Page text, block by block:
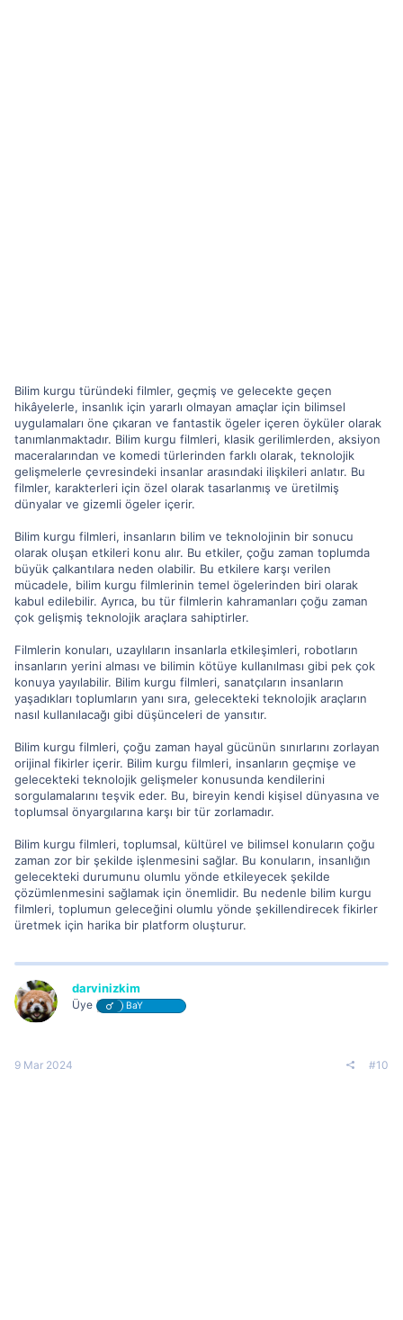
Bilim kurgu türündeki filmler, geçmiş ve gelecekte geçen
hikâyelerle, insanlık için yararlı olmayan amaçlar için bilimsel
uygulamaları öne çıkaran ve fantastik ögeler içeren öyküler olarak
tanımlanmaktadır. Bilim kurgu filmleri, klasik gerilimlerden, aksiyon
maceralarından ve komedi türlerinden farklı olarak, teknolojik
gelişmelerle çevresindeki insanlar arasındaki ilişkileri anlatır. Bu
filmler, karakterleri için özel olarak tasarlanmış ve üretilmiş
dünyalar ve gizemli ögeler içerir.
Bilim kurgu filmleri, insanların bilim ve teknolojinin bir sonucu
olarak oluşan etkileri konu alır. Bu etkiler, çoğu zaman toplumda
büyük çalkantılara neden olabilir. Bu etkilere karşı verilen
mücadele, bilim kurgu filmlerinin temel ögelerinden biri olarak
kabul edilebilir. Ayrıca, bu tür filmlerin kahramanları çoğu zaman
çok gelişmiş teknolojik araçlara sahiptirler.
Filmlerin konuları, uzaylıların insanlarla etkileşimleri, robotların
insanların yerini alması ve bilimin kötüye kullanılması gibi pek çok
konuya yayılabilir. Bilim kurgu filmleri, sanatçıların insanların
yaşadıkları toplumların yanı sıra, gelecekteki teknolojik araçların
nasıl kullanılacağı gibi düşünceleri de yansıtır.
Bilim kurgu filmleri, çoğu zaman hayal gücünün sınırlarını zorlayan
orijinal fikirler içerir. Bilim kurgu filmleri, insanların geçmişe ve
gelecekteki teknolojik gelişmeler konusunda kendilerini
sorgulamalarını teşvik eder. Bu, bireyin kendi kişisel dünyasına ve
toplumsal önyargılarına karşı bir tür zorlamadır.
Bilim kurgu filmleri, toplumsal, kültürel ve bilimsel konuların çoğu
zaman zor bir şekilde işlenmesini sağlar. Bu konuların, insanlığın
gelecekteki durumunu olumlu yönde etkileyecek şekilde
çözümlenmesini sağlamak için önemlidir. Bu nedenle bilim kurgu
filmleri, toplumun geleceğini olumlu yönde şekillendirecek fikirler
üretmek için harika bir platform oluşturur.
darvinizkim
Üye BaY
9 Mar 2024 #10